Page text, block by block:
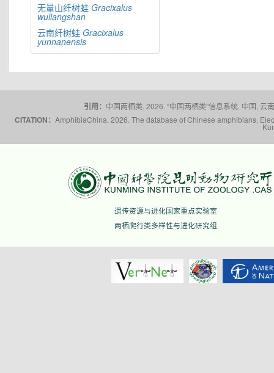
无量山纤树蛙 Gracixalus
wuliangshan
云南纤树蛙 Gracixalus
yunnanensis
引用： 中国两栖类. 2026. “中国两栖类”信息系统. 中国,
CITATION： AmphibiaChina. 2026. The database of Chinese amphibians.
遗传资源与进化国家重点实验室
两栖爬行类多样性与进化研究组